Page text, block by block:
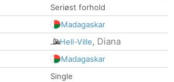
Seriøst forhold
Madagaskar
Hell-Ville, Diana
Madagaskar
Single